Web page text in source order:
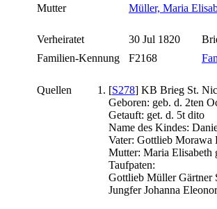
Mutter
Müller, Maria
Verheiratet 30 Jul 1820
Familien-Kennung
F2168
Quellen [S278] KB Brieg St.
Geboren: geb. d. 2ten
Getauft: get. d. 5t dito
Name des Kindes:
Vater: Gottlieb Morawa
Mutter: Maria Elisabeth
Taufpaten:
Gottlieb Müller Gärtner
Jungfer Johanna